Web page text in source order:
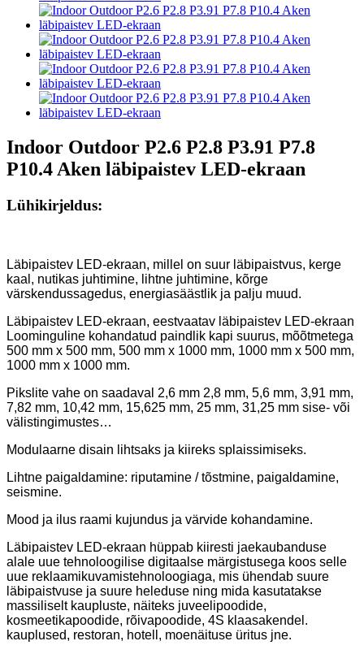
Indoor Outdoor P2.6 P2.8 P3.91 P7.8
P10.4 Aken läbipaistev LED-ekraan
Lühikirjeldus:
Läbipaistev LED-ekraan, millel on suur läbipaistvus, kerge
kaal, nutikas juhtimine, lihtne juhtimine, kõrge
värskendussagedus, energiasäästlik ja palju muud.
Läbipaistev LED-ekraan, eestvaatav läbipaistev LED-ekraan
Loominguline kohandatud paindlik kapi suurus, mõõtmetega
500 mm x 500 mm, 500 mm x 1000 mm, 1000 mm x 500 mm,
1000 mm x 1000 mm.
Pikslite vahe on saadaval 2,6 mm 2,8 mm, 5,6 mm, 3,91 mm,
7,82 mm, 10,42 mm, 15,625 mm, 25 mm, 31,25 mm sise- või
välistingimustes…
Modulaarne disain lihtsaks ja kiireks splaissimiseks.
Lihtne paigaldamine: riputamine / tõstmine, paigaldamine,
seismine.
Mood ja ilus raami kujundus ja värvide kohandamine.
Läbipaistev LED-ekraan hüppab kiiresti jaekaubanduse
alale uue tehnoloogilise digitaalse märgistusega koos selle
uue reklaamikuvamistehnoloogiaga, mis ühendab suure
läbipaistvuse ja suure heleduse ning mida kasutatakse
massiliselt kaupluste, näiteks juveelipoodide,
kosmeetikapoodide, rõivapoodide, 4S klaasakendel.
kauplused, restoran, hotell, moenäituse üritus jne.